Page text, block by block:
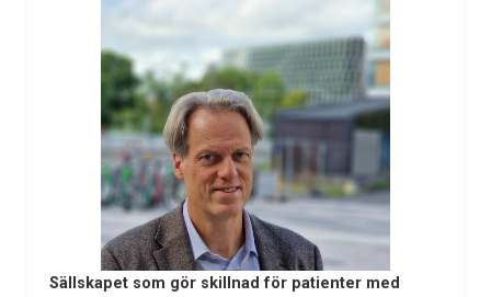
Sällskapet som gör skillnad för patienter med